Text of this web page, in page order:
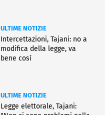
ULTIME NOTIZIE
Intercettazioni, Tajani: no a
modifica della legge, va
bene così
ULTIME NOTIZIE
Legge elettorale, Tajani: